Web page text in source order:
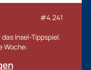
#4.241
Insel-Tippspiel.
Woche: